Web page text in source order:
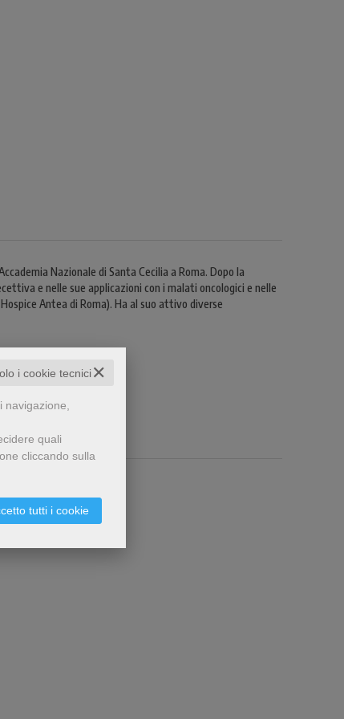
✕
i cookie tecnici
quali
cliccando sulla
tutti i cookie
Nazionale di Santa Cecilia a Roma. Dopo la
e nelle sue applicazioni con i malati oncologici e nelle
Antea di Roma). Ha al suo attivo diverse